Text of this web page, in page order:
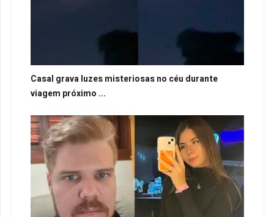
Casal grava luzes misteriosas no céu durante
viagem próximo ...